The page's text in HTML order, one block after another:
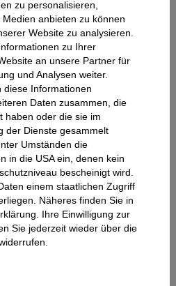
VON
ihren Dienstwagen auch für
Pendeln zwischen Büro und
mit der Familie.
der Car Policy des
privat genutzte Dienstwagen
im Hinblick auf den
Außerdem entsteht
zu personalisieren,
anbieten zu können
Website zu analysieren.
zu Ihrer
an unsere Partner für
und Analysen weiter.
diese Informationen
Daten zusammen, die
haben oder die sie im
der Dienste gesammelt
Umständen die
in die USA ein, denen kein
bescheinigt wird.
einem staatlichen Zugriff
Näheres finden Sie in
Ihre Einwilligung zur
Sie jederzeit wieder über die